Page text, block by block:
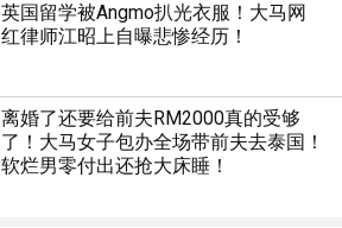
英国留学被Angmo扒光衣服！大马网
红律师江昭上自曝悲惨经历！
离婚了还要给前夫RM2000真的受够
了！大马女子包办全场带前夫去泰国！
软烂男零付出还抢大床睡！